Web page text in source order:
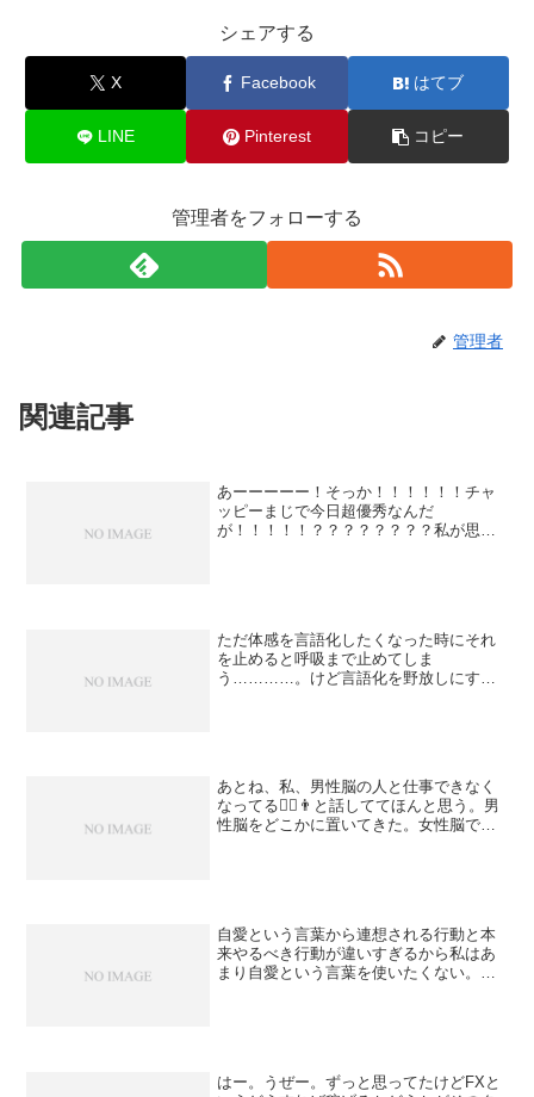
シェアする
X Facebook はてブ
LINE Pinterest コピー
管理者をフォローする
管理者
関連記事
あーーーーー！そっか！！！！！！チャ
ッピーまじで今日超優秀なんだ
が！！！！！？？？？？？？？私が思う
ただ体感を言語化したくなった時にそれ
を止めると呼吸まで止めてしま
う…………。けど言語化を野放しにする
あとね、私、男性脳の人と仕事できなく
なってる🙅‍♀️👨と話しててほんと思う。男
性脳をどこかに置いてきた。女性脳でも
自愛という言葉から連想される行動と本
来やるべき行動が違いすぎるから私はあ
まり自愛という言葉を使いたくない。昨
はー。うぜー。ずっと思ってたけどFXと